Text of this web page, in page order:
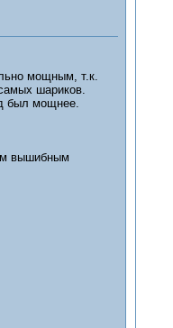
мощным, т.к.
шариков.
был мощнее.
вышибным